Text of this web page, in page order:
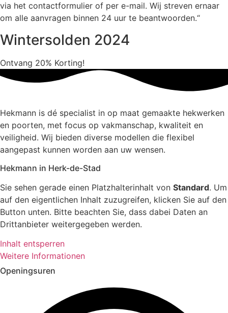
via het contactformulier of per e-mail. Wij streven ernaar
om alle aanvragen binnen 24 uur te beantwoorden.“
Wintersolden 2024
Ontvang 20% Korting!
Hekmann is dé specialist in op maat gemaakte hekwerken
en poorten, met focus op vakmanschap, kwaliteit en
veiligheid. Wij bieden diverse modellen die flexibel
aangepast kunnen worden aan uw wensen.
Hekmann in Herk-de-Stad
Sie sehen gerade einen Platzhalterinhalt von Standard. Um
auf den eigentlichen Inhalt zuzugreifen, klicken Sie auf den
Button unten. Bitte beachten Sie, dass dabei Daten an
Drittanbieter weitergegeben werden.
Inhalt entsperren
Weitere Informationen
Openingsuren